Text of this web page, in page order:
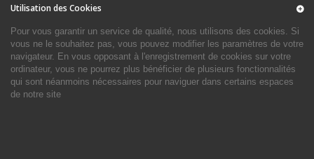
Utilisation des Cookies
Pour vous garantir un service de qualité, nous utilisons des cookies. Si
vous ne le souhaitez pas, vous pouvez modifier les paramètres de votre
navigateur. En vous opposant à l'enregistrement de cookies sur votre
ordinateur, vous ne pourrez plus bénéficier de plusieurs fonctionnalités
qui sont néanmoins nécessaires pour naviguer dans certains espaces
de notre site